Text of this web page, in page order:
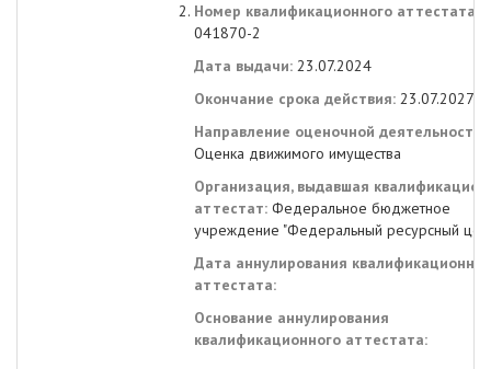
Номер квалификационного аттестата:
041870-2
Дата выдачи: 23.07.2024
Окончание срока действия: 23.07.2027
Направление оценочной деятельности:
Оценка движимого имущества
Организация, выдавшая
аттестат: Федеральное бюджетное
учреждение "Федеральный ресурсный
Дата аннулирования
аттестата:
Основание аннулирования
квалификационного аттестата: